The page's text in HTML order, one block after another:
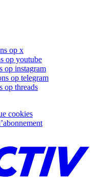
op x
op youtube
op instagram
op telegram
op threads
cookies